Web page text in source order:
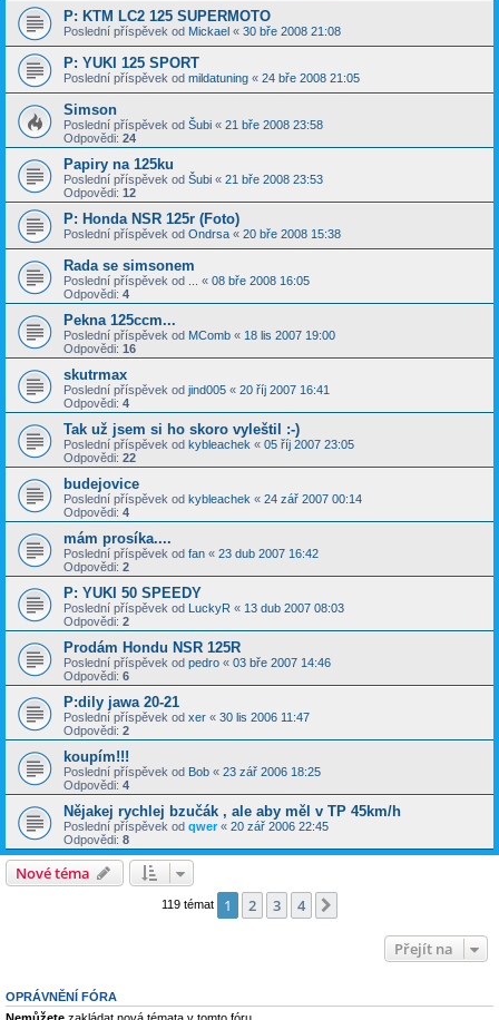
P: KTM LC2 125 SUPERMOTO
Poslední příspěvek od Mickael « 30 bře 2008 21:08
P: YUKI 125 SPORT
Poslední příspěvek od mildatuning « 24 bře 2008 21:05
Simson
Poslední příspěvek od Šubi « 21 bře 2008 23:58
Odpovědi: 24
Papiry na 125ku
Poslední příspěvek od Šubi « 21 bře 2008 23:53
Odpovědi: 12
P: Honda NSR 125r (Foto)
Poslední příspěvek od Ondrsa « 20 bře 2008 15:38
Rada se simsonem
Poslední příspěvek od « 08 bře 2008 16:05
Odpovědi: 4
Pekna 125ccm...
Poslední příspěvek od MComb « 18 lis 2007 19:00
Odpovědi: 16
skutrmax
Poslední příspěvek od jind005 « 20 říj 2007 16:41
Odpovědi: 4
Tak už jsem si ho skoro vyleštil :-)
Poslední příspěvek od kybleachek « 05 říj 2007 23:05
Odpovědi: 22
budejovice
Poslední příspěvek od kybleachek « 24 zář 2007 00:14
Odpovědi: 4
mám prosíka....
Poslední příspěvek od fan « 23 dub 2007 16:42
Odpovědi: 2
P: YUKI 50 SPEEDY
Poslední příspěvek od LuckyR « 13 dub 2007 08:03
Odpovědi: 2
Prodám Hondu NSR 125R
Poslední příspěvek od pedro « 03 bře 2007 14:46
Odpovědi: 6
P:dily jawa 20-21
Poslední příspěvek od xer « 30 lis 2006 11:47
Odpovědi: 2
koupím!!!
Poslední příspěvek od Bob « 23 zář 2006 18:25
Odpovědi: 4
Nějakej rychlej bzučák , ale aby měl v TP 45km/h
Poslední příspěvek od qwer« 20 zář 2006 22:45
Odpovědi: 8
Nové téma
119 témat 1 2 3 4
Přejít na
OPRÁVNĚNÍ FÓRA